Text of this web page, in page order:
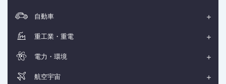
自動車
重工業・重電
電力・環境
航空宇宙